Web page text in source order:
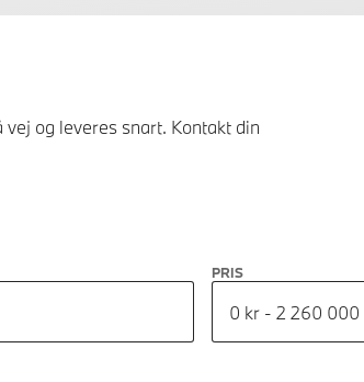
og leveres snart. Kontakt din
PRIS
0 kr - 2 260 000